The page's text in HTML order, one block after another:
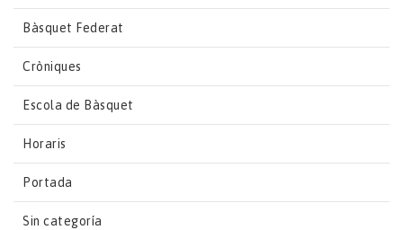
Bàsquet Federat
Cròniques
Escola de Bàsquet
Horaris
Portada
Sin categoría